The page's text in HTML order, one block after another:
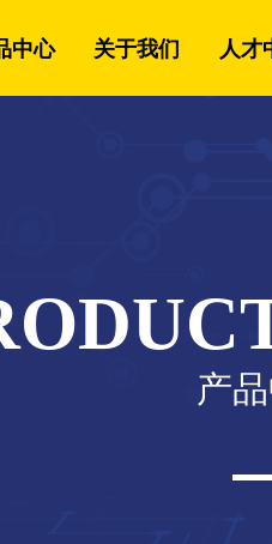
中心 关于我们 人才
产